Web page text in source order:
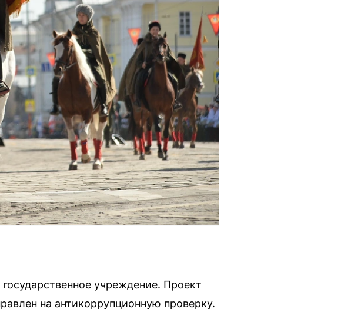
учреждение. Проект
на антикоррупционную проверку.